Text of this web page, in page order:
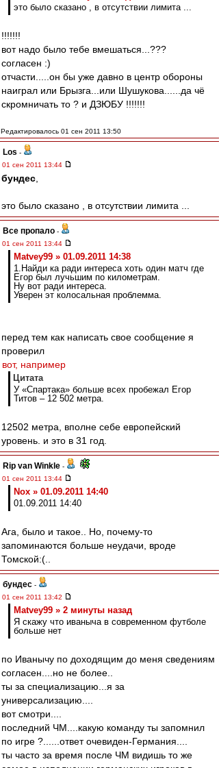
это было сказано , в отсутствии лимита ...
!!!!!!!
вот надо было тебе вмешаться...???
согласен :)
отчасти.....он бы уже давно в центр обороны
наиграл или Брызга...или Шушукова......да чё
скромничать то ? и ДЗЮБУ !!!!!!!
Редактировалось 01 сен 2011 13:50
Los -
01 сен 2011 13:44
бундес
это было сказано , в отсутствии лимита ...
Все пропало -
01 сен 2011 13:44
Matvey99 » 01.09.2011 14:38
1.Найди ка ради интереса хоть один матч где
Егор был лучьшим по километрам.
Ну вот ради интереса.
Уверен эт колосальная проблемма.
перед тем как написать свое сообщение я
проверил
вот, например
Цитата
У «Спартака» больше всех пробежал Егор
Титов – 12 502 метра.
12502 метра, вполне себе европейский
уровень. и это в 31 год.
Rip van Winkle -
01 сен 2011 13:44
Nox » 01.09.2011 14:40
01.09.2011 14:40
Ага, было и такое.. Но, почему-то
запоминаются больше неудачи, вроде
Томской:(..
бундес -
01 сен 2011 13:42
Matvey99 » 2 минуты назад
Я скажу что иваныча в современном футболе
больше нет
по Иванычу по доходящим до меня сведениям
согласен....но не более..
ты за специализацию...я за
универсализацию....
вот смотри....
последний ЧМ....какую команду ты запомнил
по игре ?......ответ очевиден-Германия....
ты часто за время после ЧМ видишь то же